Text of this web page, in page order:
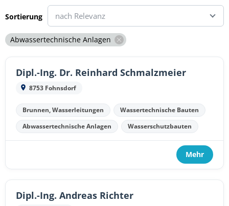
Sortierung nach Relevanz
Abwassertechnische Anlagen
Dipl.-Ing. Dr. Reinhard Schmalzmeier
8753 Fohnsdorf
Brunnen, Wasserleitungen
Wassertechnische Bauten
Abwassertechnische Anlagen
Wasserschutzbauten
Mehr
Dipl.-Ing. Andreas Richter